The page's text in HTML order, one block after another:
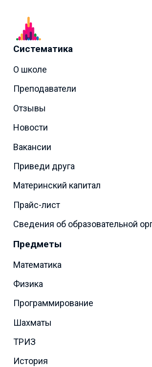
Систематика
О школе
Преподаватели
Отзывы
Новости
Вакансии
Приведи друга
Материнский капитал
Прайс-лист
Сведения об образовательной
Предметы
Математика
Физика
Программирование
Шахматы
ТРИЗ
История